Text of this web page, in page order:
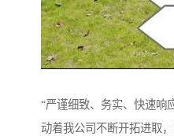
“严谨细致、务实、快速响
动着我公司不断开拓进取